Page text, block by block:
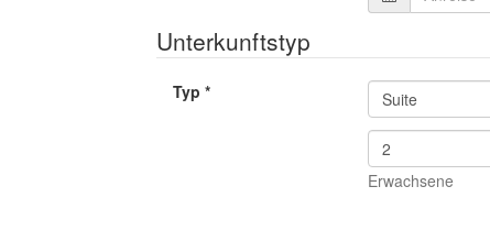
Unterkunftstyp
Typ *
Erwachsene